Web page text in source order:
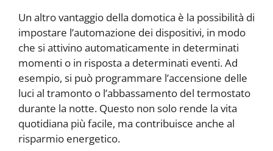
Un altro vantaggio della domotica è la possibilità di
impostare l’automazione dei dispositivi, in modo
che si attivino automaticamente in determinati
momenti o in risposta a determinati eventi. Ad
esempio, si può programmare l’accensione delle
luci al tramonto o l’abbassamento del termostato
durante la notte. Questo non solo rende la vita
quotidiana più facile, ma contribuisce anche al
risparmio energetico.